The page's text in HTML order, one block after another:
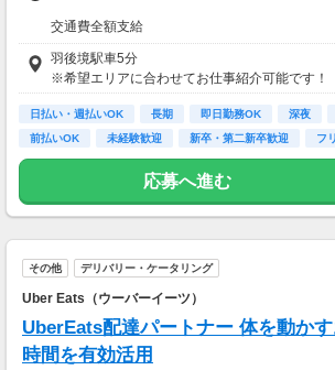
交通費全額支給
即払い制度有
羽後境駅車5分
※希望エリアに合わせてお仕事紹介可能です！
日払い・週払いOK 長期 即日勤務OK 深夜
前払いOK
未経験歓迎 新卒・第二新卒歓迎 フ
応募へ進む
その他 デリバリー・ケータリング
Uber Eats（ウーバーイーツ）
UberEats配達パートナー 体を動か
時間を有効活用